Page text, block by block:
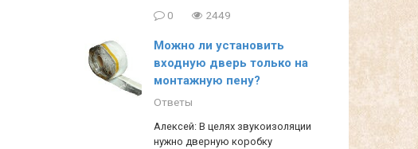
0 2449
Можно ли установить
входную дверь только на
монтажную пену?
Ответы
Алексей: В целях звукоизоляции
нужно дверную коробку